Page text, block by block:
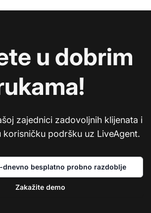
u dobrim
zajednici zadovoljnih klijenata i
korisničku podršku uz LiveAgent.
dnevno besplatno probno razdoblje
Zakažite demo